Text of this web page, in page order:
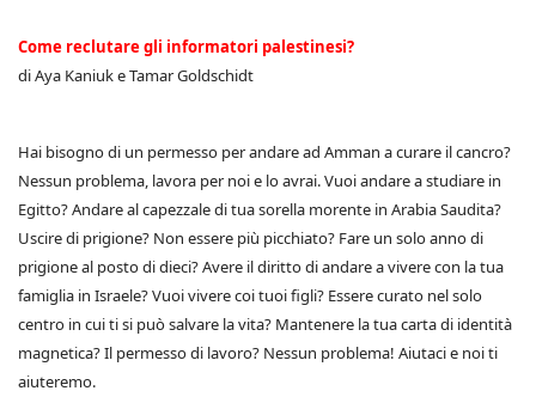
Come reclutare gli informatori palestinesi?
di Aya Kaniuk e Tamar Goldschidt
Hai bisogno di un permesso per andare ad Amman a curare il cancro?
Nessun problema, lavora per noi e lo avrai. Vuoi andare a studiare in
Egitto? Andare al capezzale di tua sorella morente in Arabia Saudita?
Uscire di prigione? Non essere più picchiato? Fare un solo anno di
prigione al posto di dieci? Avere il diritto di andare a vivere con la tua
famiglia in Israele? Vuoi vivere coi tuoi figli? Essere curato nel solo
centro in cui ti si può salvare la vita? Mantenere la tua carta di identità
magnetica? Il permesso di lavoro? Nessun problema! Aiutaci e noi ti
aiuteremo.